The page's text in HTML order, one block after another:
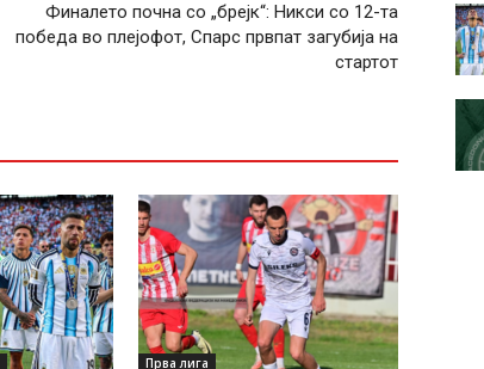
Финалето почна со „брејк“: Никси со 12-та
победа во плејофот, Спарс првпат загубија на
стартот
Прва лига